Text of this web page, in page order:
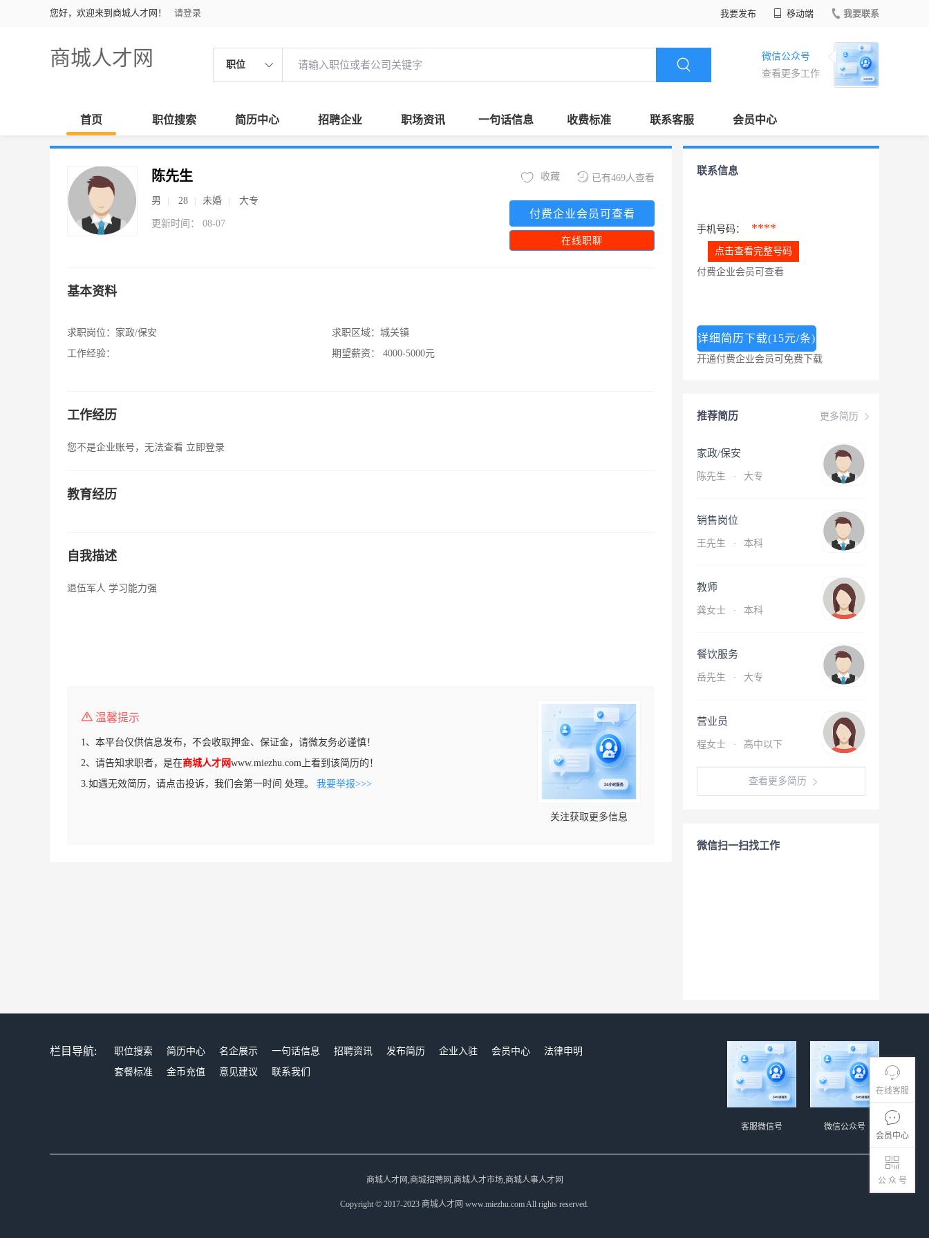
您好，欢迎来到商城人才网！ 请登录 我要发布 移动端 我要联系
商城人才网 职位
微信公众号
查看更多工作
首页 职位搜索 简历中心 招聘企业 职场资讯 一句话信息 收费标准 联系客服 会员中心
在线客服
会员中心
公 众 号
陈先生
男 28 未婚 大专
更新时间： 08-07
已有469人查看
收藏
付费企业会员可查看
在线职聊
基本资料
求职岗位： 家政/保安
工作经验：
求职区域： 城关镇
期望薪资：
4000-5000元
工作经历
您不是企业账号，无法查看 立即登录
教育经历
自我描述
退伍军人 学习能力强
温馨提示
1、本平台仅供信息发布，不会收取押金、保证金，请微友务必谨慎！
2、请告知求职者，是在商城人才网www.miezhu.com上看到该简历的！
3.如遇无效简历，请点击投诉，我们会第一时间 处理。 我要举报>>>
关注获取更多信息
联系信息
手机号码： ****
点击查看完整号码
付费企业会员可查看
详细简历下载(15元/条)
开通付费企业会员可免费下载
更多简历
推荐简历
家政/保安
陈先生 · 大专
销售岗位
王先生 · 本科
教师
龚女士 · 本科
餐饮服务
岳先生 · 大专
营业员
程女士 · 高中以下
查看更多简历
微信扫一扫找工作
栏目导航: 职位搜索 简历中心 名企展示 一句话信息 招聘资讯 发布简历 企业入驻 会员中心
法律申明
套餐标准
金币充值 意见建议 联系我们
微信公众号
客服微信号
商城人才网,商城招聘网,商城人才市场,商城人事人才网
Copyright © 2017-2023 商城人才网 www.miezhu.com All rights reserved.